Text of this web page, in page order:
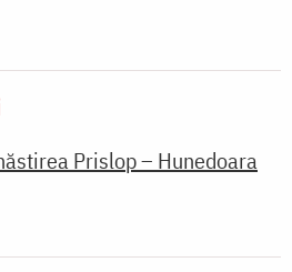
Prislop – Hunedoara